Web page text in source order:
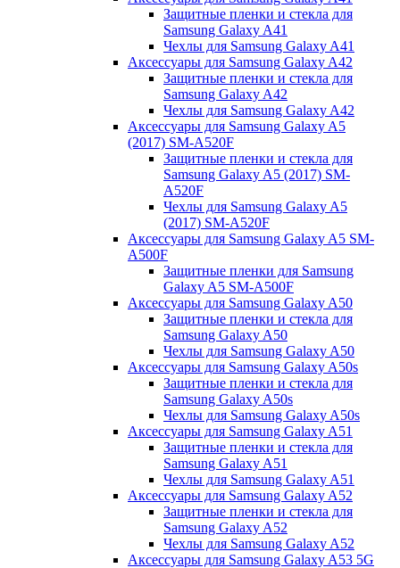
Защитные пленки и стекла для
Samsung Galaxy A41
Чехлы для Samsung Galaxy A41
Аксессуары для Samsung Galaxy A42
Защитные пленки и стекла для
Samsung Galaxy A42
Чехлы для Samsung Galaxy A42
Аксессуары для Samsung Galaxy A5
(2017) SM-A520F
Защитные пленки и стекла для
Samsung Galaxy A5 (2017) SM-
A520F
Чехлы для Samsung Galaxy A5
(2017) SM-A520F
Аксессуары для Samsung Galaxy A5 SM-
A500F
Защитные пленки для Samsung
Galaxy A5 SM-A500F
Аксессуары для Samsung Galaxy A50
Защитные пленки и стекла для
Samsung Galaxy A50
Чехлы для Samsung Galaxy A50
Аксессуары для Samsung Galaxy A50s
Защитные пленки и стекла для
Samsung Galaxy A50s
Чехлы для Samsung Galaxy A50s
Аксессуары для Samsung Galaxy A51
Защитные пленки и стекла для
Samsung Galaxy A51
Чехлы для Samsung Galaxy A51
Аксессуары для Samsung Galaxy A52
Защитные пленки и стекла для
Samsung Galaxy A52
Чехлы для Samsung Galaxy A52
Аксессуары для Samsung Galaxy A53 5G